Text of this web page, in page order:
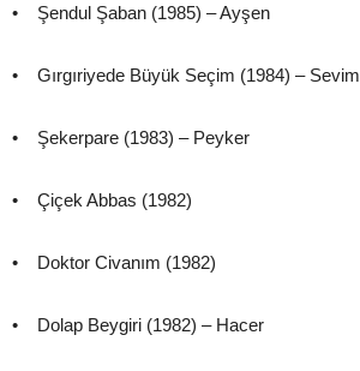
• Şendul Şaban (1985) – Ayşen
• Gırgıriyede Büyük Seçim (1984) – Sevim
• Şekerpare (1983) – Peyker
• Çiçek Abbas (1982)
• Doktor Civanım (1982)
• Dolap Beygiri (1982) – Hacer